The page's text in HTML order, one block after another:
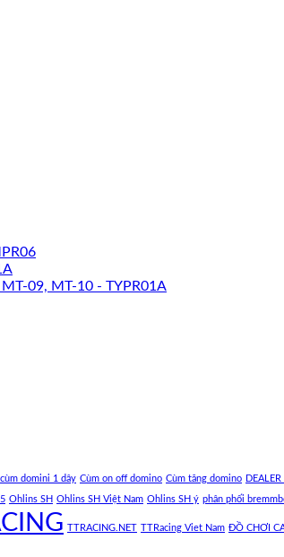
09, MT-10 - TYPR01A
cùm domini 1 dây Cùm on off domino Cùm tăng domino
Ohlins SH Ohlins SH Việt Nam Ohlins SH ý phân phối
TTRACING.NET TTRacing Viet Nam ĐỒ CHƠI